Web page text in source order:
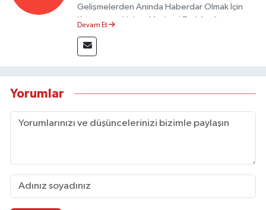
Gelişmelerden Anında Haberdar Olmak İçin
Kastamonu Haber Merkezi Taşköprü
Devam Et
Yorumlar